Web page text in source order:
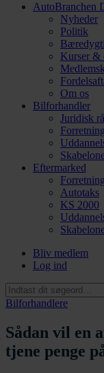
AutoBranchen
Nyheder
Politik
Kurser &
Om os
Bilforhandler
Juridisk
Eftermarked
Autotaks
KS 2000
Bliv medlem
Log ind
Bilforhandlere
Sådan vil en
tjene penge